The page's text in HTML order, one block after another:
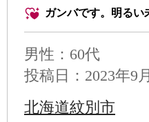
ガンバです。明るい
男性 ：60代
投稿日：2023年9
北海道紋別市